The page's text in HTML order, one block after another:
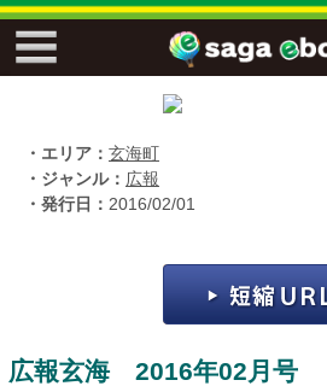
エリア
・エリア： 玄海町
・ジャンル： 広報
・発行日： 2016/02/01
広報玄海 2016年02月号